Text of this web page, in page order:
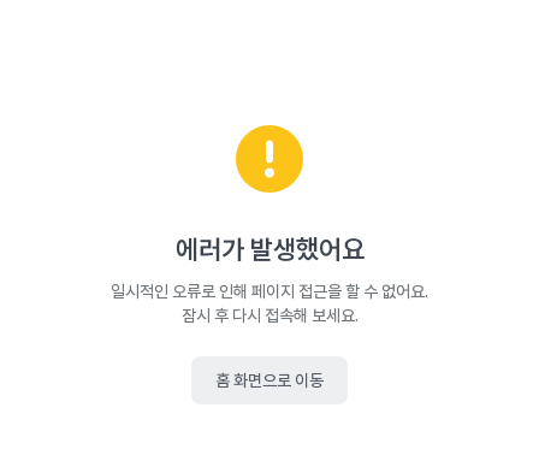
에러가 발생했어요
일시적인 오류로 인해 페이지 접근을 할 수 없어요.
잠시 후 다시 접속해 보세요.
홈 화면으로 이동